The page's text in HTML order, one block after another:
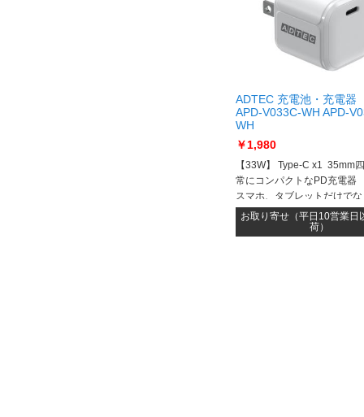
ADTEC 充電池・充電器
APD-V033C-WH APD-
WH
￥1,980
【33W】 Type-C x1 35mm
常にコンパクトなPD充電器
スマホ、タブレットだけで
Switchまで対応可能
お取り寄せ（平日10営業日
荷）